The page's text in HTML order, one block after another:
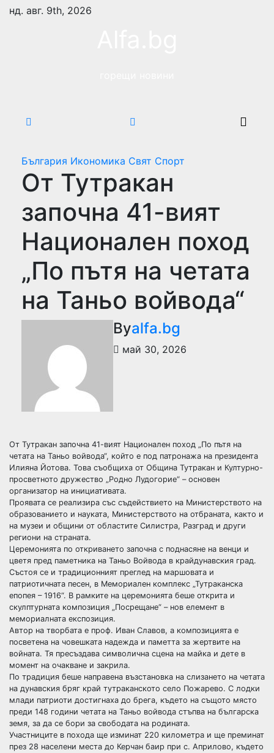
Skipнд. авг. 9th, 2026
България Икономика Свят Спорт
От Тутракан
започна 41-вият
Национален поход
„По пътя на четата
на Таньо войвода“
Byalfa.bg
май 30, 2026
От Тутракан започна 41-вият Национален поход „По пътя на
четата на Таньо войвода“, който е под патронажа на президента
Илияна Йотова. Това съобщиха от Община Тутракан и Културно-
просветното дружество „Родно Лудогорие“ – основен
организатор на инициативата.
Проявата се реализира със съдействието на Министерството на
образованието и науката, Министерството на отбраната, както и
на музеи и общини от областите Силистра, Разград и други
региони на страната.
Церемонията по откриването започна с поднасяне на венци и
цветя пред паметника на Таньо Войвода в крайдунавския град.
Състоя се и традиционният преглед на маршовата и
патриотичната песен, в Мемориален комплекс „Тутраканска
епопея – 1916“. В рамките на церемонията беше открита и
скулптурната композиция „Посрещане“ – нов елемент в
мемориалната експозиция.
Автор на творбата е проф. Иван Славов, а композицията е
посветена на човешката надежда и паметта за жертвите на
войната. Тя пресъздава символична сцена на майка и дете в
момент на очакване и закрила.
По традиция беше направена възстановка на слизането на четата
на дунавския бряг край тутраканското село Пожарево. С лодки
млади патриоти достигнаха до брега, където на същото място
преди 148 години четата на Таньо войвода стъпва на българска
земя, за да се бори за свободата на родината.
Участниците в похода ще изминат 220 километра и ще преминат
през 28 населени места до Керчан баир при с. Априлово, където